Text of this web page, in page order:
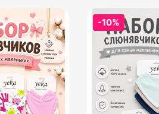
-10%